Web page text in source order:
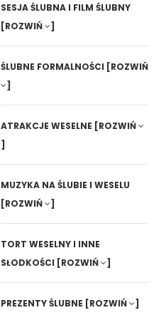
SESJA ŚLUBNA I FILM ŚLUBNY
[ROZWIŃ
]
ŚLUBNE FORMALNOŚCI [ROZWIŃ
]
ATRAKCJE WESELNE [ROZWIŃ
]
MUZYKA NA ŚLUBIE I WESELU
[ROZWIŃ
]
TORT WESELNY I INNE
SŁODKOŚCI [ROZWIŃ ]
PREZENTY ŚLUBNE [ROZWIŃ ]